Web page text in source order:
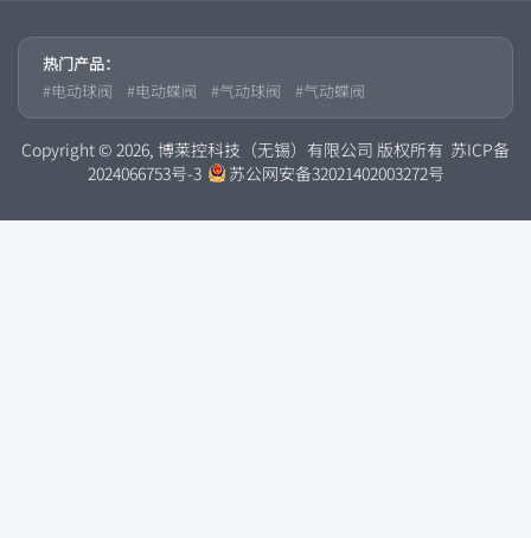
热门产品：
电动球阀
电动蝶阀 气动球阀 气动蝶阀
Copyright © 2026, 博莱控科技（无锡）有限公司 版权所有 苏ICP备
2024066753号-3
苏公网安备32021402003272号